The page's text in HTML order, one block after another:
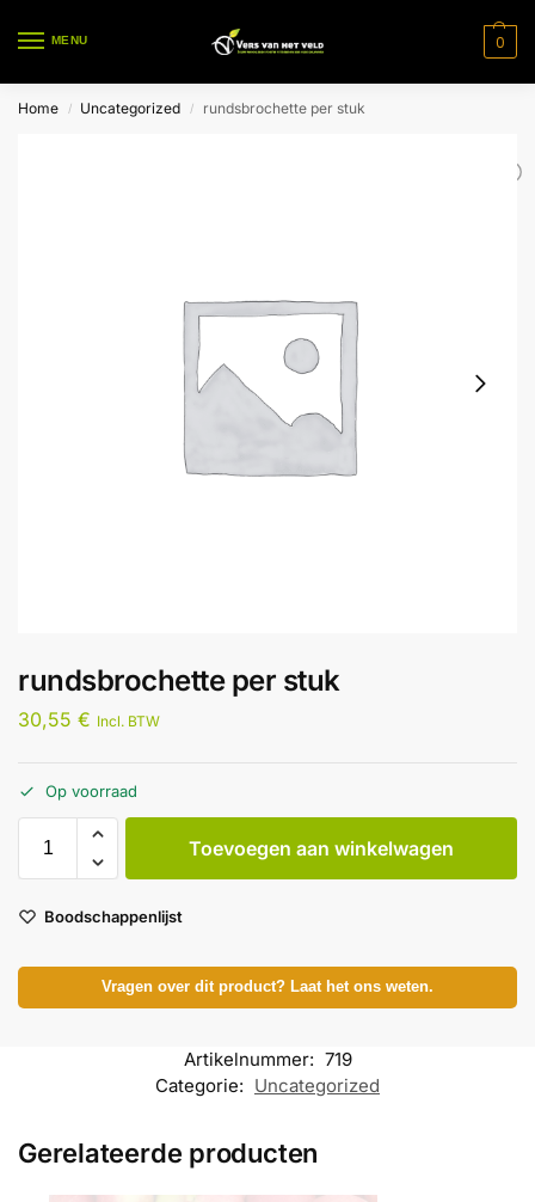
MENU 0
Home / Uncategorized / rundsbrochette per stuk
rundsbrochette per stuk
30,55 € Incl. BTW
Op voorraad
Toevoegen aan winkelwagen
Boodschappenlijst
Vragen over dit product? Laat het ons weten.
Artikelnummer: 719
Categorie: Uncategorized
Gerelateerde producten